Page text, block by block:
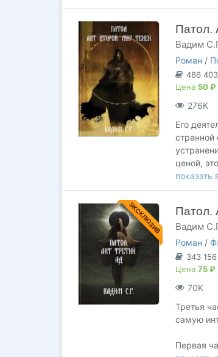
Они
награду
Мясник
пояс.
Патол.
Вадим
Роман /
486 403
Цена 50 ₽
276K
Его
ценой,
Первая
показать
ЭКСКЛЮЗИВ Патол.
Вадим
Роман /
343 156
Цена 75 ₽
70K
Третья
самую
Первая